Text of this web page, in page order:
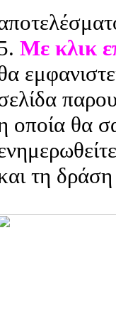
Με κλικ
οποία θα
τη